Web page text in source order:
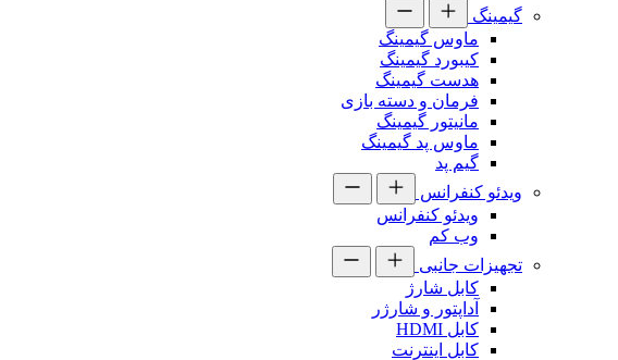
گیمینگ
ماوس گیمینگ
کیبورد گیمینگ
هدست گیمینگ
فرمان و دسته بازی
مانیتور گیمینگ
ماوس پد گیمینگ
گیم پد
ویدئو کنفرانس
ویدئو کنفرانس
وب کم
تجهیزات جانبی
کابل شارژ
آداپتور و شارژر
کابل HDMI
کابل اینترنت